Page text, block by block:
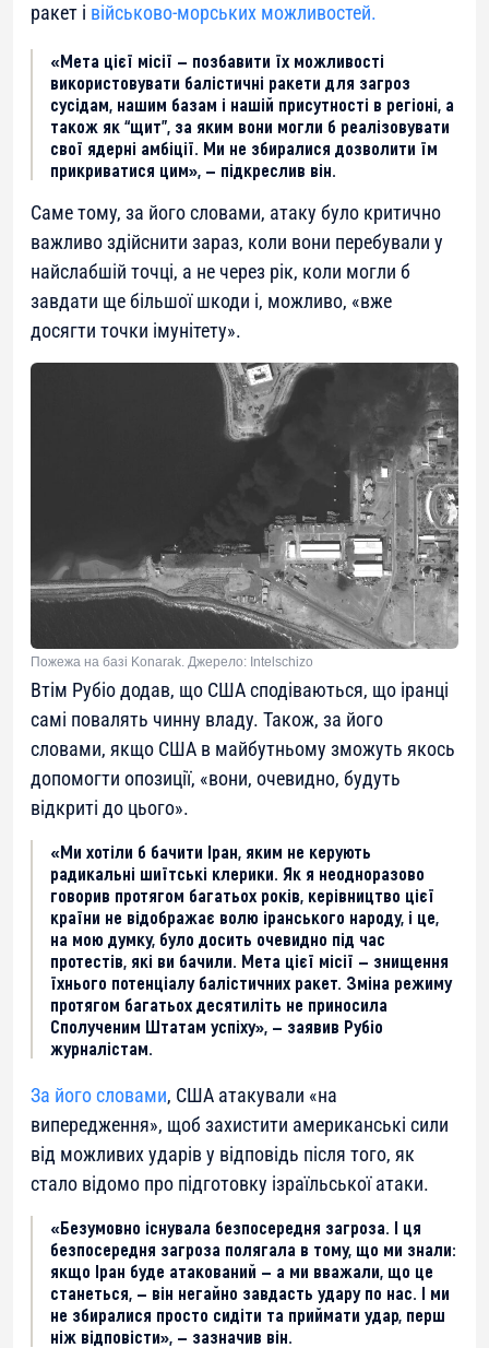
ракет і військово-морських можливостей.
«Мета цієї місії — позбавити їх можливості
використовувати балістичні ракети для загроз
сусідам, нашим базам і нашій присутності в регіоні, а
також як “щит”, за яким вони могли б реалізовувати
свої ядерні амбіції. Ми не збиралися дозволити їм
прикриватися цим», — підкреслив він.
Саме тому, за його словами, атаку було критично
важливо здійснити зараз, коли вони перебували у
найслабшій точці, а не через рік, коли могли б
завдати ще більшої шкоди і, можливо, «вже
досягти точки імунітету».
Пожежа на базі Konarak. Джерело: Intelschizo
Втім Рубіо додав, що США сподіваються, що іранці
самі повалять чинну владу. Також, за його
словами, якщо США в майбутньому зможуть якось
допомогти опозиції, «вони, очевидно, будуть
відкриті до цього».
«Ми хотіли б бачити Іран, яким не керують
радикальні шиїтські клерики. Як я неодноразово
говорив протягом багатьох років, керівництво цієї
країни не відображає волю іранського народу, і це,
на мою думку, було досить очевидно під час
протестів, які ви бачили. Мета цієї місії — знищення
їхнього потенціалу балістичних ракет. Зміна режиму
протягом багатьох десятиліть не приносила
Сполученим Штатам успіху», — заявив Рубіо
журналістам.
За його словами, США атакували «на
випередження», щоб захистити американські сили
від можливих ударів у відповідь після того, як
стало відомо про підготовку ізраїльської атаки.
«Безумовно існувала безпосередня загроза. І ця
безпосередня загроза полягала в тому, що ми знали:
якщо Іран буде атакований — а ми вважали, що це
станеться, — він негайно завдасть удару по нас. І ми
не збиралися просто сидіти та приймати удар, перш
ніж відповісти», — зазначив він.